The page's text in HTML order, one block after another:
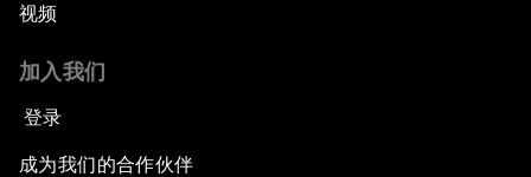
视频
加入我们
登录
成为我们的合作伙伴